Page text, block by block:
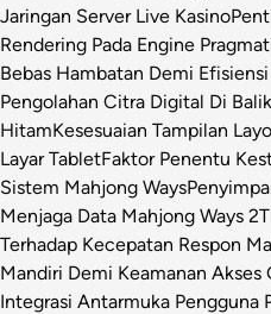
Jaringan Server Live Kasino
Rendering Pada Engine
Bebas Hambatan Demi
Pengolahan Citra Digital Di
HitamKesesuaian Tampilan
Layar TabletFaktor Penentu
Sistem Mahjong Ways
Menjaga Data Mahjong Ways 2
Terhadap Kecepatan Respon
Mandiri Demi Keamanan Akses
Integrasi Antarmuka Pengguna